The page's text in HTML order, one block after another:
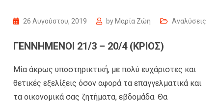
26 Αυγούστου, 2019 byΜαρία Ζώη Αναλύσεις
ΓΕΝΝΗΜΕΝΟΙ 21/3 – 20/4 (ΚΡΙΟΣ)
Μία άκρως υποστηρικτική, με πολύ ευχάριστες και
θετικές εξελίξεις όσον αφορά τα επαγγελματικά και
τα οικονομικά σας ζητήματα, εβδομάδα. Θα